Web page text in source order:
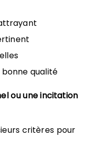
qualité
ou une incitation
critères pour